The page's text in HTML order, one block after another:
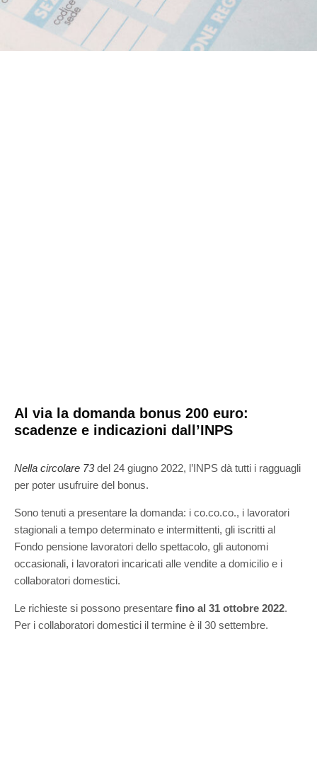
Al via la domanda bonus 200 euro:
scadenze e indicazioni dall’INPS
Nella circolare 73del 24 giugno 2022, l’INPS dà tutti i ragguagli
per poter usufruire del bonus.
Sono tenuti a presentare la domanda: i co.co.co., i lavoratori
stagionali a tempo determinato e intermittenti, gli iscritti al
Fondo pensione lavoratori dello spettacolo, gli autonomi
occasionali, i lavoratori incaricati alle vendite a domicilio e i
collaboratori domestici.
Le richieste si possono presentare fino al 31 ottobre 2022.
Per i collaboratori domestici il termine è il 30 settembre.